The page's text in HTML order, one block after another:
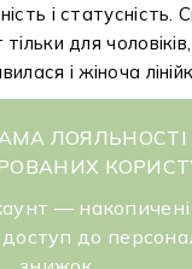
і статусність.
для
і жіноча
ЛОЯЛЬНОСТІ
—
до